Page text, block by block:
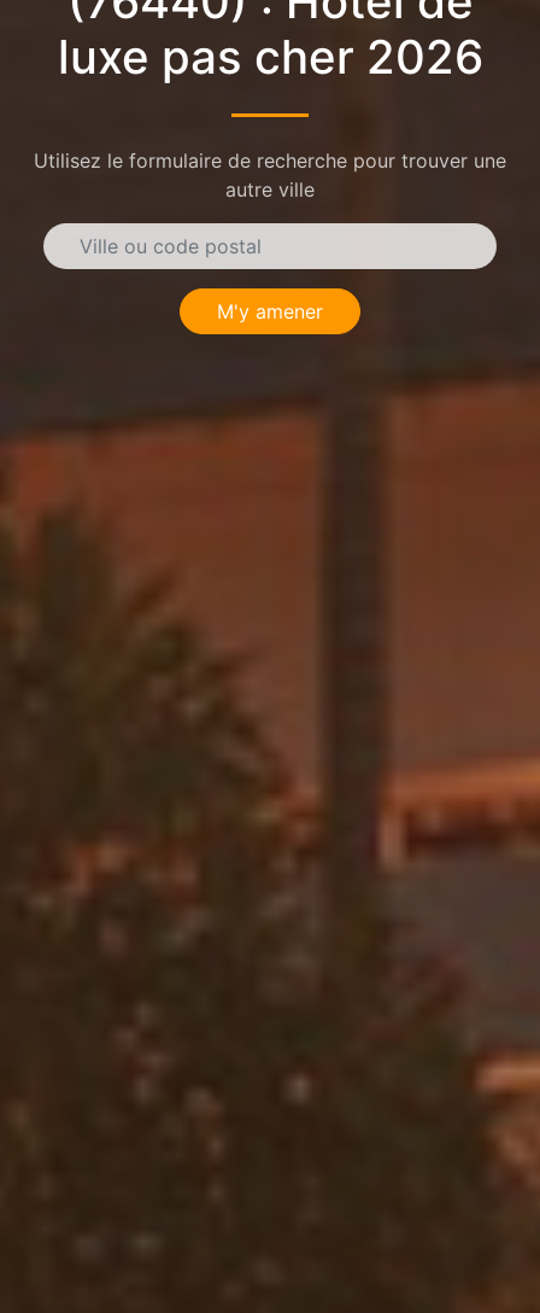
luxe pas cher 2026
Utilisez le formulaire de recherche pour trouver une
autre ville
M'y amener